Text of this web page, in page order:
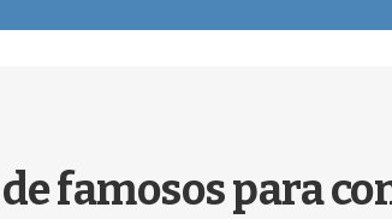
famosos para